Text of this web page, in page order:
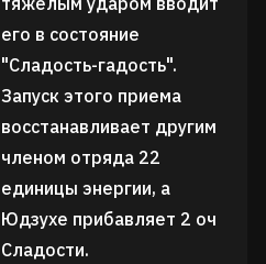
его в состояние
"Сладость-гадость".
Запуск этого приема
восстанавливает другим
членом отряда 22
единицы энергии, а
Юдзухе прибавляет 2 оч
Сладости.